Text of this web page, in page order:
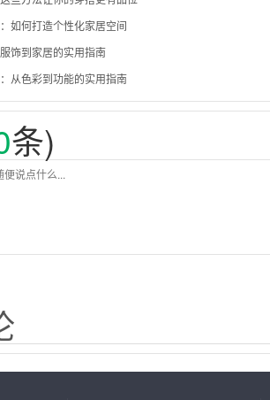
如何打造个性化家居空间
饰到家居的实用指南
从色彩到功能的实用指南
条)